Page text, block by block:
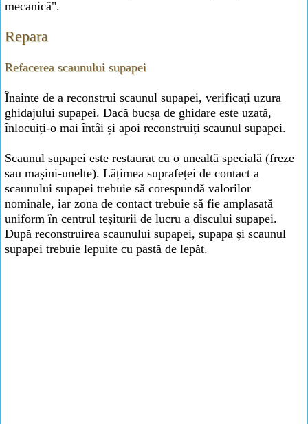
mecanică".
Repara
Refacerea scaunului supapei
Înainte de a reconstrui scaunul supapei, verificați uzura
ghidajului supapei. Dacă bucșa de ghidare este uzată,
înlocuiți-o mai întâi și apoi reconstruiți scaunul supapei.
Scaunul supapei este restaurat cu o unealtă specială (freze
sau mașini-unelte). Lățimea suprafeței de contact a
scaunului supapei trebuie să corespundă valorilor
nominale, iar zona de contact trebuie să fie amplasată
uniform în centrul teșiturii de lucru a discului supapei.
După reconstruirea scaunului supapei, supapa și scaunul
supapei trebuie lepuite cu pastă de lepăt.